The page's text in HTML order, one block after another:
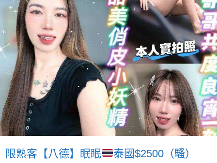
限熟客【八德】眠眠 泰國$2500（騷）